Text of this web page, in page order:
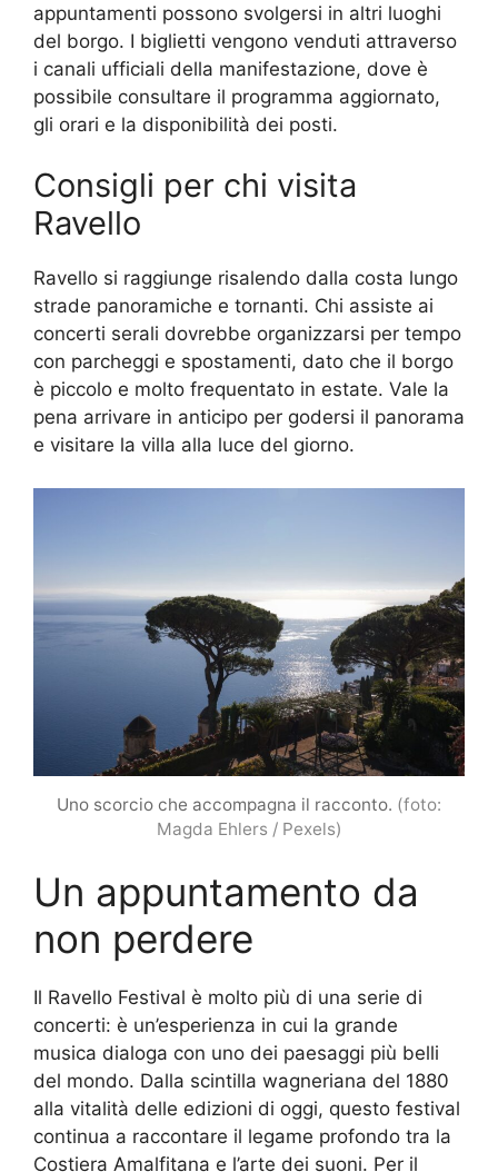
appuntamenti possono svolgersi in altri luoghi
del borgo. I biglietti vengono venduti attraverso
i canali ufficiali della manifestazione, dove è
possibile consultare il programma aggiornato,
gli orari e la disponibilità dei posti.
Consigli per chi visita
Ravello
Ravello si raggiunge risalendo dalla costa lungo
strade panoramiche e tornanti. Chi assiste ai
concerti serali dovrebbe organizzarsi per tempo
con parcheggi e spostamenti, dato che il borgo
è piccolo e molto frequentato in estate. Vale la
pena arrivare in anticipo per godersi il panorama
e visitare la villa alla luce del giorno.
Uno scorcio che accompagna il racconto. (foto:
Magda Ehlers / Pexels)
Un appuntamento da
non perdere
Il Ravello Festival è molto più di una serie di
concerti: è un’esperienza in cui la grande
musica dialoga con uno dei paesaggi più belli
del mondo. Dalla scintilla wagneriana del 1880
alla vitalità delle edizioni di oggi, questo festival
continua a raccontare il legame profondo tra la
Costiera Amalfitana e l’arte dei suoni. Per il